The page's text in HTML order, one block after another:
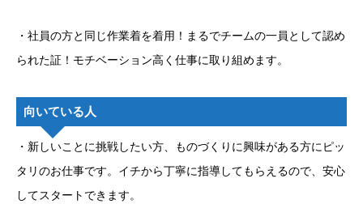
・社員の方と同じ作業着を着用！まるでチームの一員として認め
られた証！モチベーション高く仕事に取り組めます。
向いている人
・新しいことに挑戦したい方、ものづくりに興味がある方にピッ
タリのお仕事です。イチから丁寧に指導してもらえるので、安心
してスタートできます。